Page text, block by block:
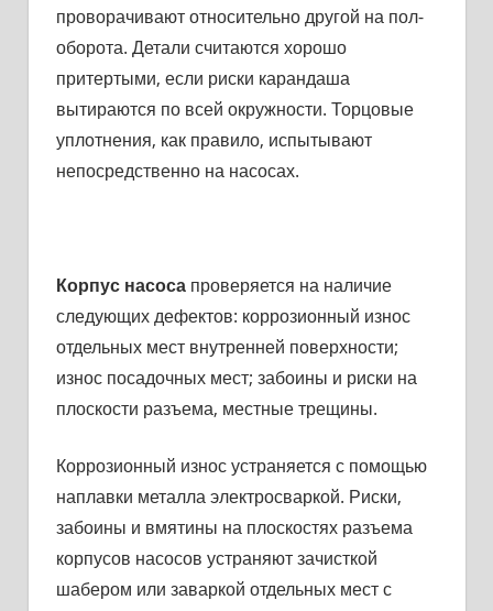
проворачивают относительно другой на пол-
оборота. Детали считаются хорошо
притертыми, если риски карандаша
вытираются по всей окружности. Торцовые
уплотнения, как правило, испытывают
непосредственно на насосах.
Корпус насоса проверяется на наличие
следующих дефектов: коррозионный износ
отдельных мест внутренней поверхности;
износ посадочных мест; забоины и риски на
пло­скости разъема, местные трещины.
Коррозионный износ устраняется с помощью
наплавки металла электросваркой. Риски,
забоины и вмятины на плоскостях разъема
корпусов насосов устраняют зачисткой
шабером или заваркой отдельных мест с